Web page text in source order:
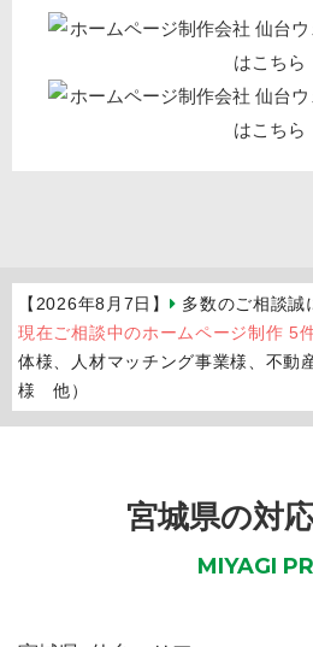
【2026年8月7日】
多数のご相談誠
現在ご相談中のホームページ制作 5
体様、人材マッチング事業様、不動
様 他）
宮城県の対
MIYAGI